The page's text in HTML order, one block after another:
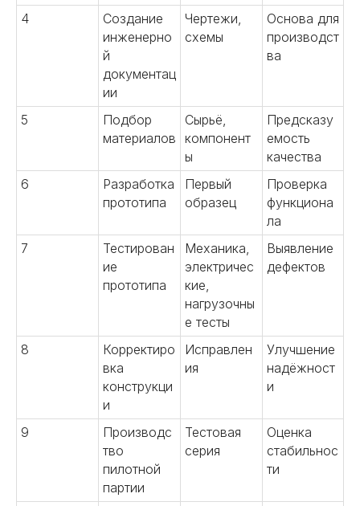
4
Создание
инженерно
й
документац
ии
Чертежи,
схемы
Основа для
производст
ва
5
Подбор
материалов
Сырьё,
компонент
ы
Предсказу
емость
качества
6
Разработка
прототипа
Первый
образец
Проверка
функциона
ла
7
Тестирован
ие
прототипа
Механика,
электричес
кие,
нагрузочны
е тесты
Выявление
дефектов
8
Корректиро
вка
конструкци
и
Исправлен
ия
Улучшение
надёжност
и
9
Производс
тво
пилотной
партии
Тестовая
серия
Оценка
стабильнос
ти